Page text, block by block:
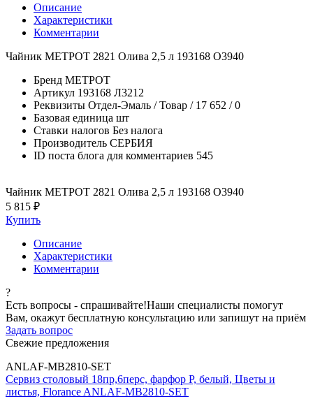
Описание
Характеристики
Комментарии
Чайник МЕТРОТ 2821 Олива 2,5 л 193168 О3940
Бренд МЕТРОТ
Артикул 193168 Л3212
Реквизиты Отдел-Эмаль / Товар / 17 652 / 0
Базовая единица шт
Ставки налогов Без налога
Производитель СЕРБИЯ
ID поста блога для комментариев 545
Чайник МЕТРОТ 2821 Олива 2,5 л 193168 О3940
5 815 ₽
Купить
Описание
Характеристики
Комментарии
?
Есть вопросы - спрашивайте!Наши специалисты помогут
Вам, окажут бесплатную консультацию или запишут на приём
Задать вопрос
Свежие предложения
ANLAF-MB2810-SET
Сервиз столовый 18пр,6перс, фарфор P, белый, Цветы и
листья, Florance ANLAF-MB2810-SET